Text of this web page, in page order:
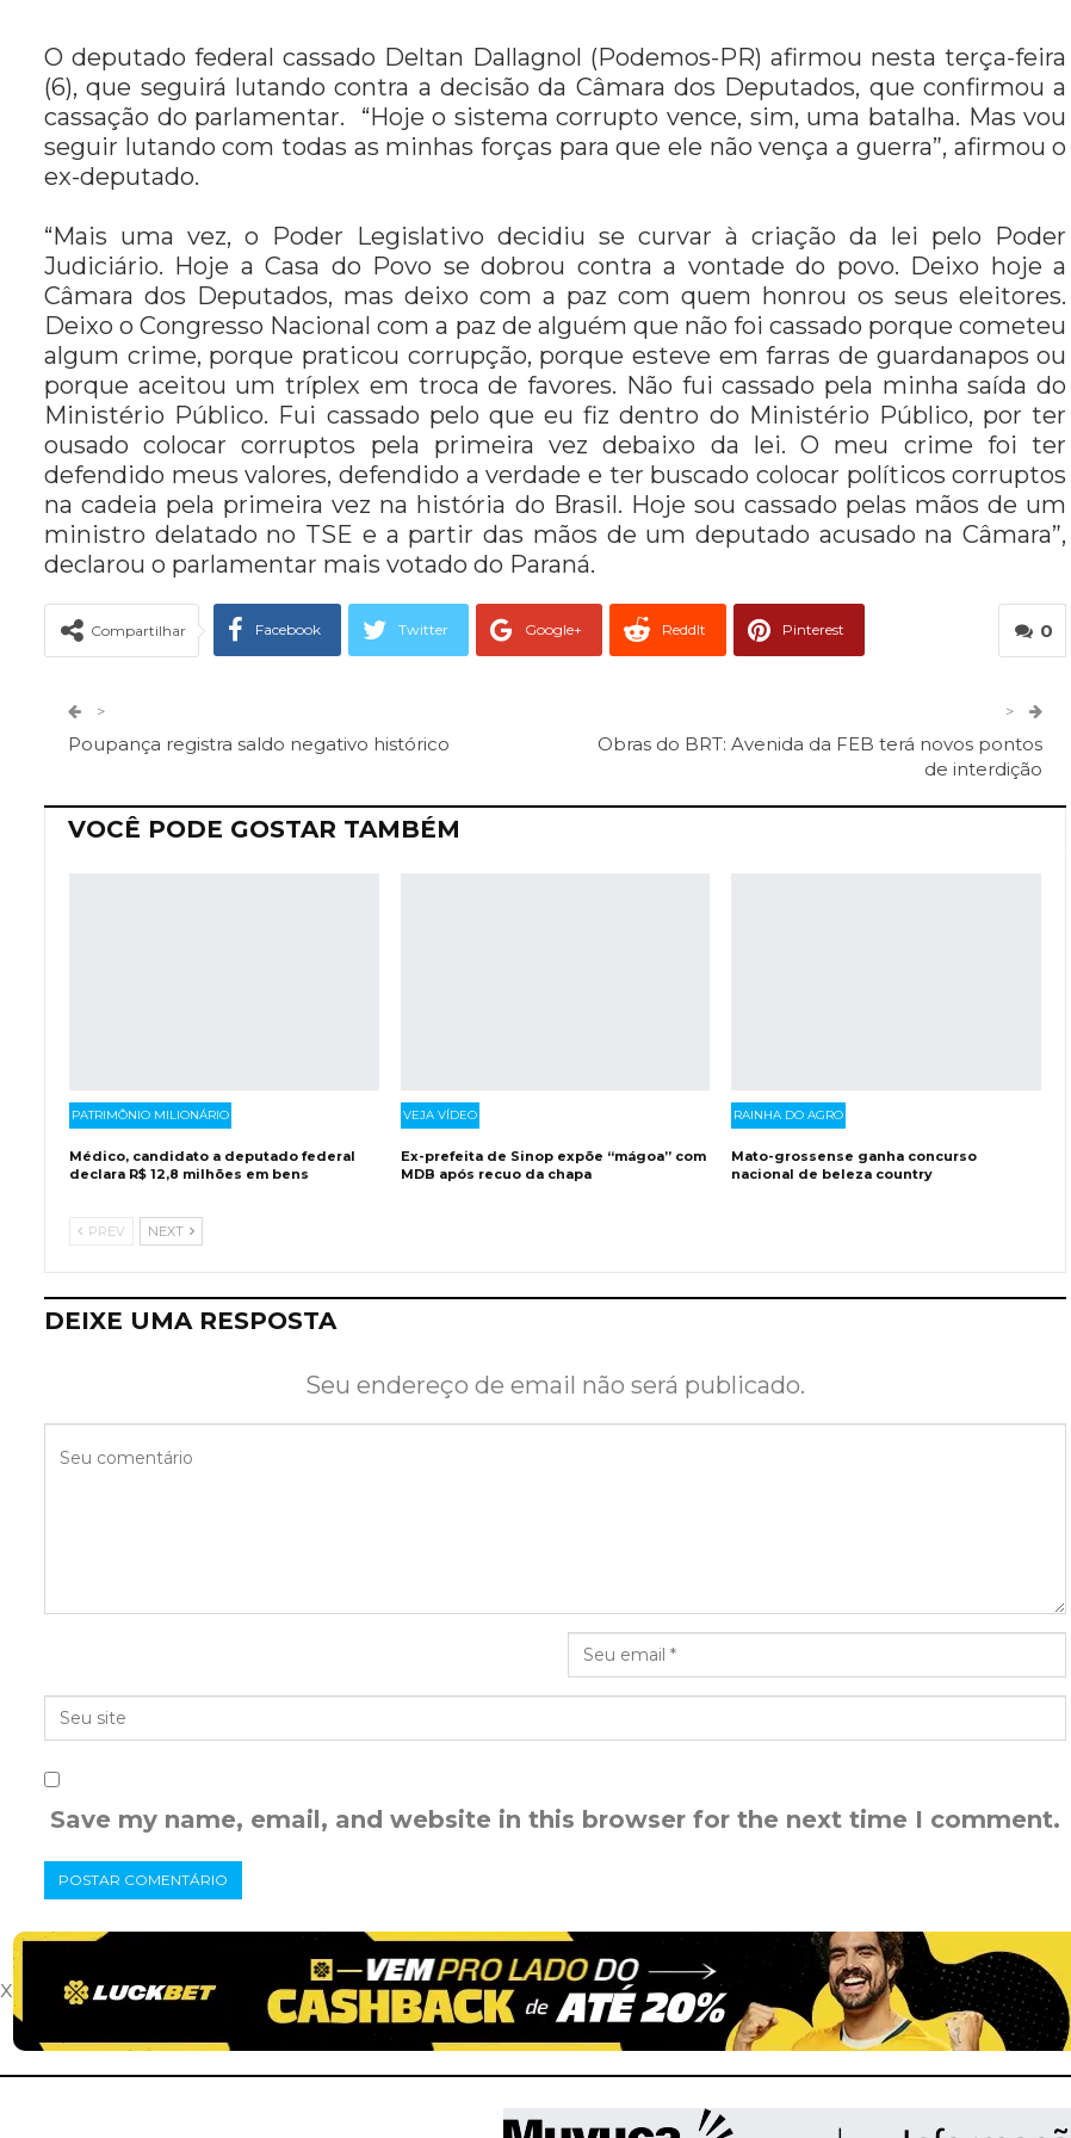
O deputado federal cassado Deltan Dallagnol (Podemos-PR) afirmou nesta terça-feira
(6), que seguirá lutando contra a decisão da Câmara dos Deputados, que confirmou a
cassação do parlamentar. “Hoje o sistema corrupto vence, sim, uma batalha. Mas vou
seguir lutando com todas as minhas forças para que ele não vença a guerra”, afirmou o
ex-deputado.
“Mais uma vez, o Poder Legislativo decidiu se curvar à criação da lei pelo Poder
Judiciário. Hoje a Casa do Povo se dobrou contra a vontade do povo. Deixo hoje a
Câmara dos Deputados, mas deixo com a paz com quem honrou os seus eleitores.
Deixo o Congresso Nacional com a paz de alguém que não foi cassado porque cometeu
algum crime, porque praticou corrupção, porque esteve em farras de guardanapos ou
porque aceitou um tríplex em troca de favores. Não fui cassado pela minha saída do
Ministério Público. Fui cassado pelo que eu fiz dentro do Ministério Público, por ter
ousado colocar corruptos pela primeira vez debaixo da lei. O meu crime foi ter
defendido meus valores, defendido a verdade e ter buscado colocar políticos corruptos
na cadeia pela primeira vez na história do Brasil. Hoje sou cassado pelas mãos de um
ministro delatado no TSE e a partir das mãos de um deputado acusado na Câmara”,
declarou o parlamentar mais votado do Paraná.
0
Compartilhar Facebook Twitter Google+ ReddIt Pinterest
>
Poupança registra saldo negativo histórico
>
Obras do BRT: Avenida da FEB terá novos pontos
de interdição
VOCÊ PODE GOSTAR TAMBÉM
PATRIMÔNIO MILIONÁRIO
Médico, candidato a deputado federal
declara R$ 12,8 milhões em bens
VEJA VÍDEO
Ex-prefeita de Sinop expõe “mágoa” com
MDB após recuo da chapa
RAINHA DO AGRO
Mato-grossense ganha concurso
nacional de beleza country
PREV NEXT
DEIXE UMA RESPOSTA
Seu endereço de email não será publicado.
Save my name, email, and website in this browser for the next time I comment.
x